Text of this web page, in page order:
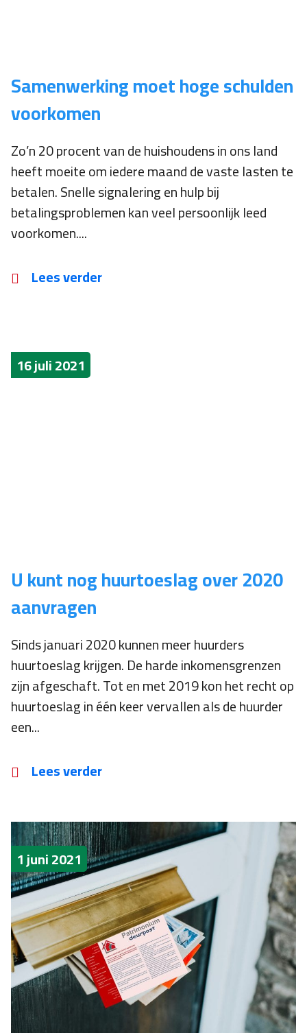
Samenwerking moet hoge schulden
voorkomen
Zo’n 20 procent van de huishoudens in ons land
heeft moeite om iedere maand de vaste lasten te
betalen. Snelle signalering en hulp bij
betalingsproblemen kan veel persoonlijk leed
voorkomen....
Lees verder
16 juli 2021
U kunt nog huurtoeslag over 2020
aanvragen
Sinds januari 2020 kunnen meer huurders
huurtoeslag krijgen. De harde inkomensgrenzen
zijn afgeschaft. Tot en met 2019 kon het recht op
huurtoeslag in één keer vervallen als de huurder
een...
Lees verder
1 juni 2021